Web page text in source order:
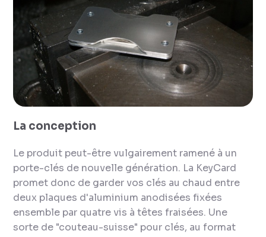
La conception
Le produit peut-être vulgairement ramené à un
porte-clés de nouvelle génération. La KeyCard
promet donc de garder vos clés au chaud entre
deux plaques d'aluminium anodisées fixées
ensemble par quatre vis à têtes fraisées. Une
sorte de "couteau-suisse" pour clés, au format